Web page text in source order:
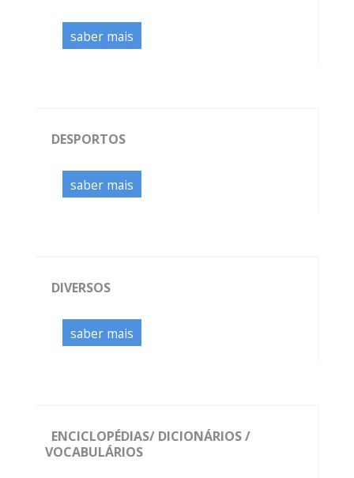
saber mais
DESPORTOS
saber mais
DIVERSOS
saber mais
ENCICLOPÉDIAS/ DICIONÁRIOS /
VOCABULÁRIOS